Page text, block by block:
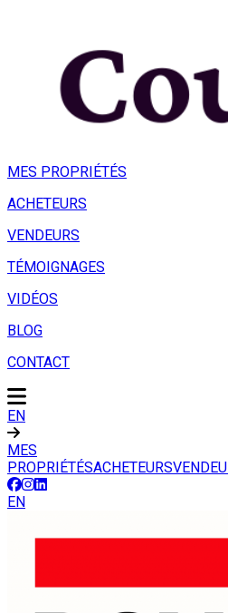
MES PROPRIÉTÉS
ACHETEURS
VENDEURS
TÉMOIGNAGES
VIDÉOS
BLOG
CONTACT
EN
MES
PROPRIÉTÉSACHETEURS
EN